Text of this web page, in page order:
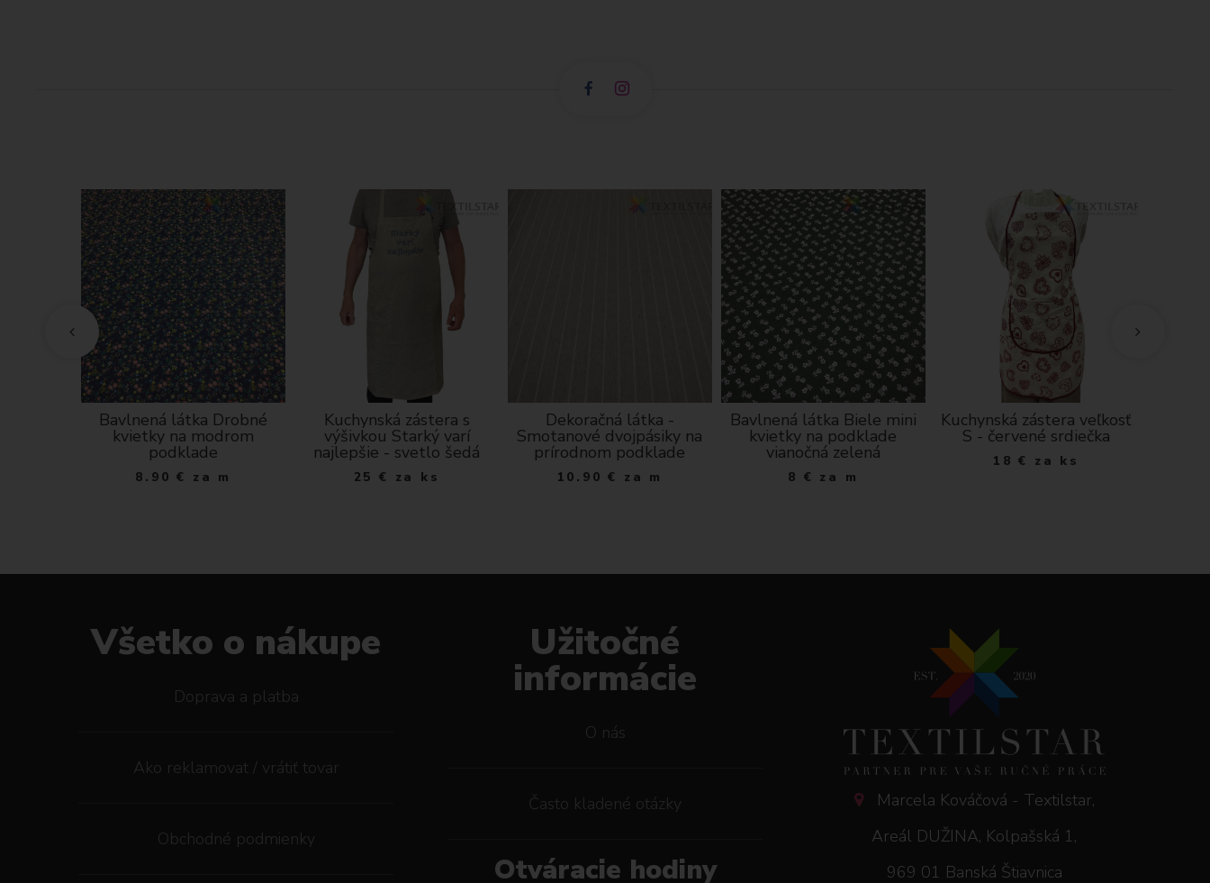
Bavlnená látka Drobné
kvietky na modrom
podklade
8.90 € za m
Kuchynská zástera s
výšivkou Starký varí
najlepšie - svetlo šedá
25 € za ks
Dekoračná látka -
Smotanové dvojpásiky na
prírodnom podklade
10.90 € za m
Bavlnená látka Biele mini
kvietky na podklade
vianočná zelená
8 € za m
Kuchynská zástera veľkosť
S - červené srdiečka
18 € za ks
Marcela Kováčová - Textilstar,
Areál DUŽINA, Kolpašská 1,
969 01 Banská Štiavnica
Všetko o nákupe
Doprava a platba
Ako reklamovat / vrátiť tovar
Obchodné podmienky
Užitočné
informácie
O nás
Často kladené otázky
Otváracie hodiny